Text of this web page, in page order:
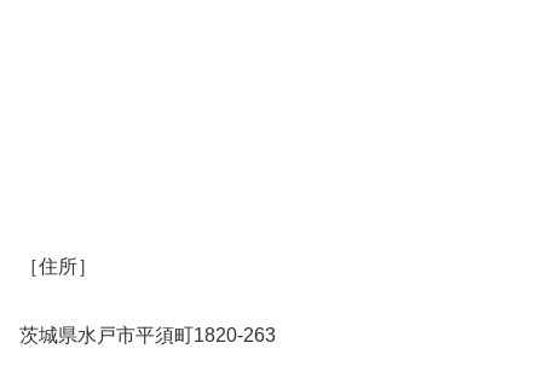
［住所］
茨城県水戸市平須町1820-263